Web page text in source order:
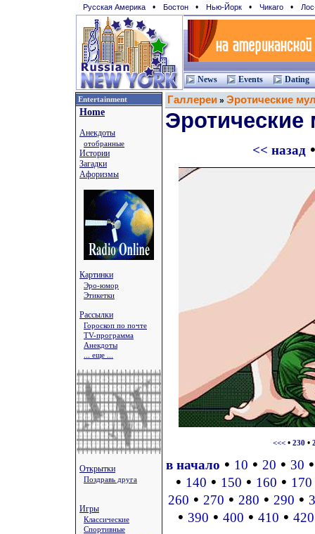
Русская Америка • Бостон • Нью-Йорк • Чикаго •
News Events Dating
Entertainment
Home
Анекдоты
отобранные
Истории
Загадки
Афоризмы
Картинки
Эро-юмор
Этикетки
Рассылки
Гороскоп по почте
TV-программа
Анекдоты
... еще ...
Открытки
Поздравь друга
Игры
Классические
Спортивные
Галлереи » Эротические
Эротические
<< назад
<<< • 230 •
в начало • 10 • 20 • 30
• 140 • 150 • 160 • 170
260 • 270 • 280 • 290 •
• 390 • 400 • 410 • 420